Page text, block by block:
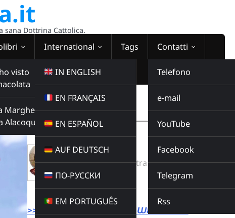
sana Dottrina Cattolica.
visto
Margherita
Alacoque
International
IN ENGLISH
EN FRANÇAIS
EN ESPAÑOL
AUF DEUTSCH
ПО-РУССКИ
EM PORTUGUÊS
Tags Contatti
Telefono
e-mail
YouTube
Facebook
Telegram
Rss
WEBRADIO
00:00:00
Don Minutella
Radio Domina Nostra
Radio Domina Nostra
Buy this album
>>> LINK DIRETTO ALLA WEBRADIO